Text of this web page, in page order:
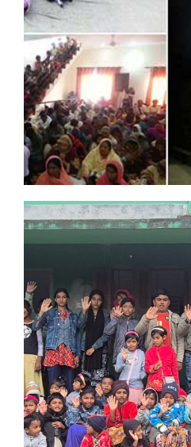
DREAMSDREAM
프로젝트 규모: 40평규모로 교
한화 2,000만원
후원자 보기